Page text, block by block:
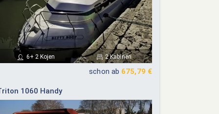
6+ 2 Kojen 2 Kabinen
schon ab 675,79 €
1060 Handy